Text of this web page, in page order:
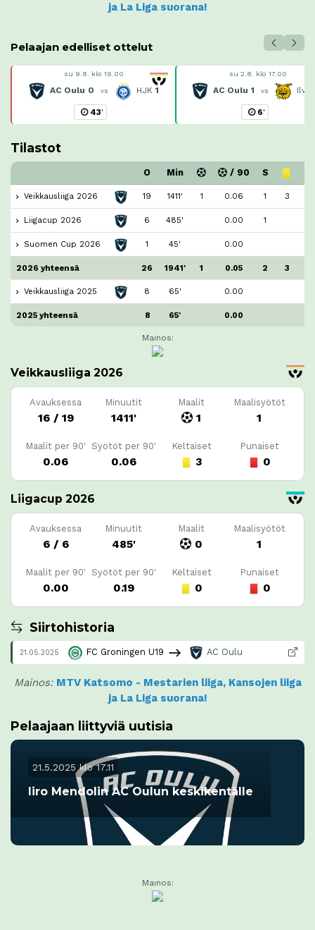
ja La Liga suorana!
Pelaajan edelliset ottelut
su 9.8. klo 19.00
AC Oulu 0 vs HJK 1
43'
su 2.8. klo 17.00
AC Oulu 1 vs
6'
Tilastot
O Min / 90 S
Veikkausliiga 2026 19 1411' 1 0.06 1 3
Liigacup 2026 6 485' 0.00 1
Suomen Cup 2026 1 45' 0.00
2026 yhteensä 26 1941' 1 0.05 2 3
Veikkausliiga 2025 8 65' 0.00
2025 yhteensä 8 65' 0.00
Mainos:
Veikkausliiga 2026
Avauksessa
16 / 19
Minuutit
1411'
Maalit
1
Maalisyötöt
1
Maalit per 90'
0.06
Syötöt per 90'
0.06
Keltaiset
3
Punaiset
0
Liigacup 2026
Avauksessa
6 / 6
Minuutit
485'
Maalit
0
Maalisyötöt
1
Maalit per 90'
0.00
Syötöt per 90'
0.19
Keltaiset
0
Punaiset
0
Siirtohistoria
21.05.2025 FC Groningen U19 AC Oulu
Mainos: MTV Katsomo - Mestarien liiga, Kansojen liiga
ja La Liga suorana!
Pelaajaan liittyviä uutisia
21.5.2025 klo 17.11
Iiro Mendolin AC Oulun keskikentälle
Mainos: